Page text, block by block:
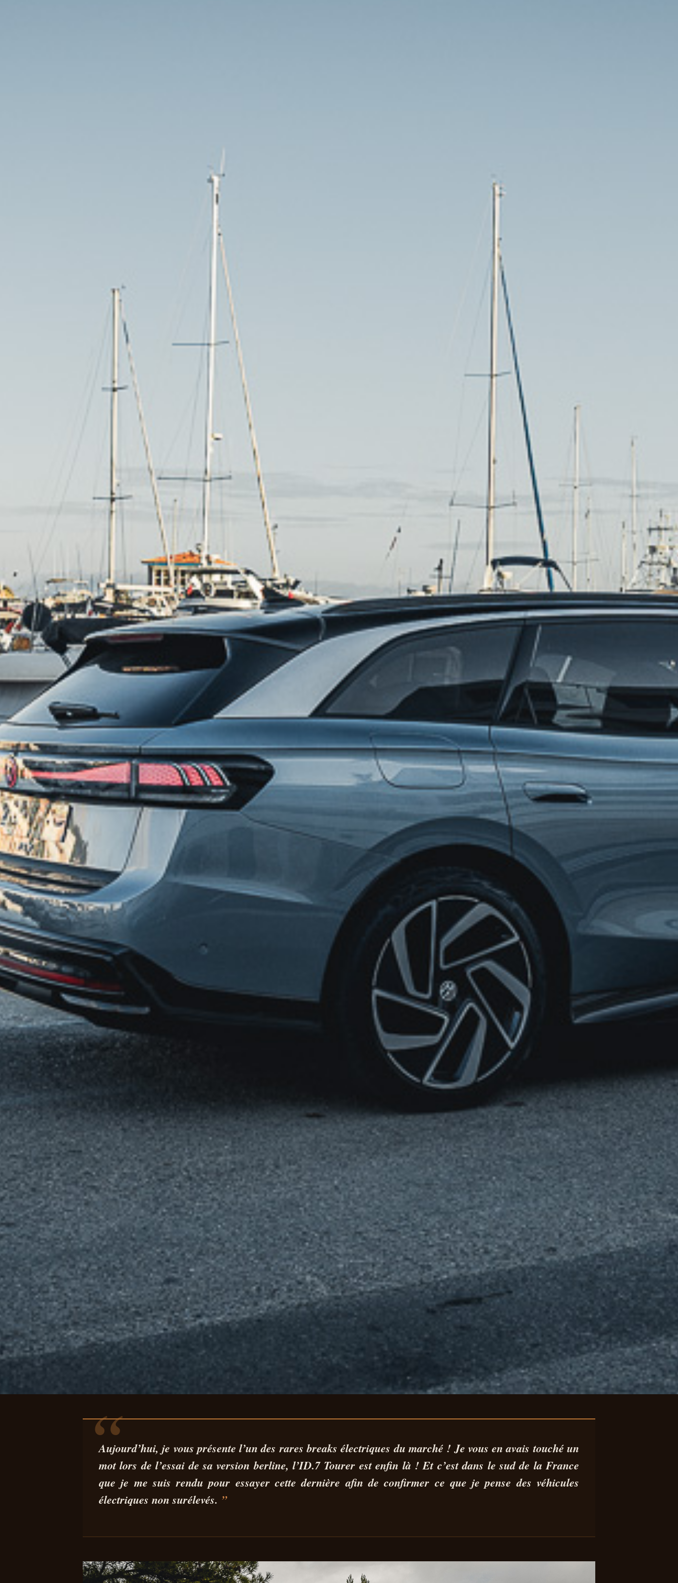
ESSAI VOLKSWAGEN ID.7 TOURER :
POUR TAILLER LA ROUTE
Aujourd’hui, je vous présente l’un des raresbreaks électriques du marché ! Je vous en avais touché un
mot lors de l’essai de sa version berline,l’ID.7 Tourer est enfin là ! Et c’est dans le sud de la France
que je me suis rendu pour essayer cette dernière afin de confirmer ce que je pense des véhicules
électriques non surélevés.